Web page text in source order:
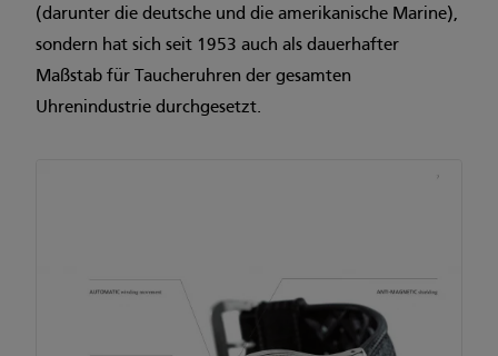
(darunter die deutsche und die amerikanische Marine),
sondern hat sich seit 1953 auch als dauerhafter
Maßstab für Taucheruhren der gesamten
Uhrenindustrie durchgesetzt.